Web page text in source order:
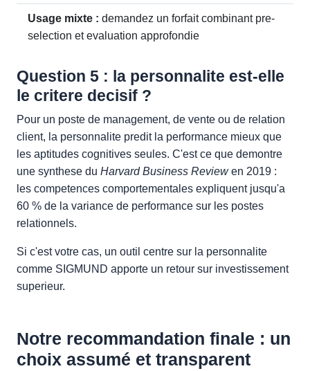
Usage mixte : demandez un forfait combinant pre-
selection et evaluation approfondie
Question 5 : la personnalite est-elle
le critere decisif ?
Pour un poste de management, de vente ou de relation
client, la personnalite predit la performance mieux que
les aptitudes cognitives seules. C'est ce que demontre
une synthese du Harvard Business Reviewen 2019 :
les competences comportementales expliquent jusqu'a
60 % de la variance de performance sur les postes
relationnels.
Si c'est votre cas, un outil centre sur la personnalite
comme SIGMUND apporte un retour sur investissement
superieur.
Notre recommandation finale : un
choix assumé et transparent